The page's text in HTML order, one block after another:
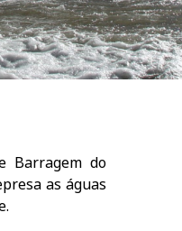
Barragem do
as águas